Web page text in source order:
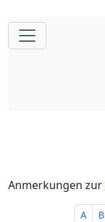
Anmerkungen zur
A B